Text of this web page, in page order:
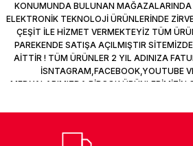
KONUMUNDA BULUNAN MAĞAZALARINDA
ELEKTRONİK TEKNOLOJİ ÜRÜNLERİNDE
ÇEŞİT İLE HİZMET VERMEKTEYİZ TÜM
PAREKENDE SATIŞA AÇILMIŞTIR
AİTTİR ! TÜM ÜRÜNLER 2 YIL ADINIZA
İSNTAGRAM,FACEBOOK,YOUTUBE
MEDYALARIMIZDA BİRÇOK ÜRÜNLERİMİZİN